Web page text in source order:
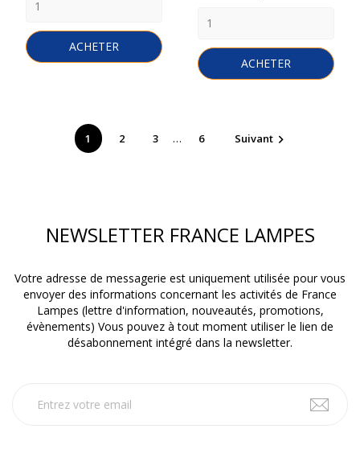
ACHETER
ACHETER
1 2 3 … 6 Suivant 
NEWSLETTER FRANCE LAMPES
Votre adresse de messagerie est uniquement utilisée pour vous
envoyer des informations concernant les activités de France
Lampes (lettre d'information, nouveautés, promotions,
évènements) Vous pouvez à tout moment utiliser le lien de
désabonnement intégré dans la newsletter.